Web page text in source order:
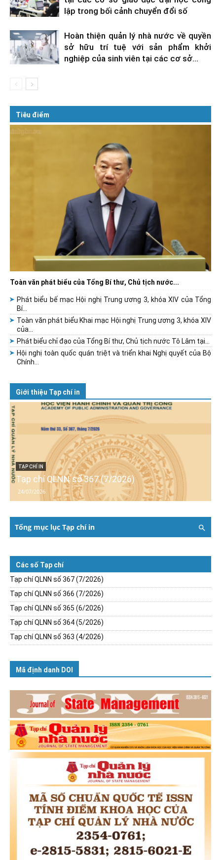
lập trong bối cảnh chuyển đổi số
Hoàn thiện quản lý nhà nước về quyền
sở hữu trí tuệ với sản phẩm khởi
nghiệp của sinh viên tại các cơ sở...
Tiêu điểm
Toàn văn phát biểu của Tổng Bí thư, Chủ tịch nước...
Phát biểu bế mạc Hội nghị Trung ương 3, khóa XIV của Tổng
Bí...
Toàn văn phát biểu Khai mạc Hội nghị Trung ương 3, khóa XIV
của...
Phát biểu chỉ đạo của Tổng Bí thư, Chủ tịch nước Tô Lâm tại...
Hội nghị toàn quốc quán triệt và triển khai Nghị quyết của Bộ
Chính...
Giới thiệu Tạp chí in
TẠP CHÍ IN
Tạp chí QLNN số 367 (7/2026)
24/07/2026
Tổng mục lục Tạp chí in
Các số Tạp chí
Tạp chí QLNN số 367 (7/2026)
Tạp chí QLNN số 366 (7/2026)
Tạp chí QLNN số 365 (6/2026)
Tạp chí QLNN số 364 (5/2026)
Tạp chí QLNN số 363 (4/2026)
Mã định danh DOI